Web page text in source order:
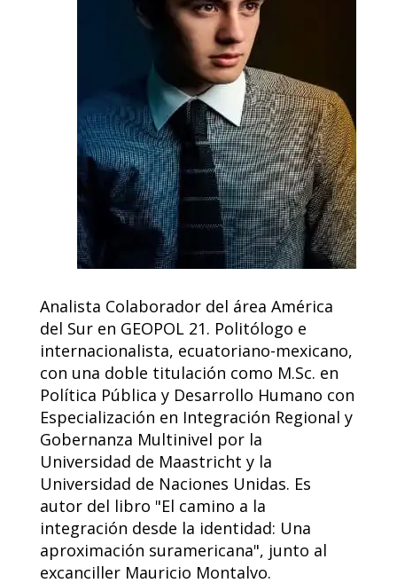
Analista Colaborador del área América
del Sur en GEOPOL 21. Politólogo e
internacionalista, ecuatoriano-mexicano,
con una doble titulación como M.Sc. en
Política Pública y Desarrollo Humano con
Especialización en Integración Regional y
Gobernanza Multinivel por la
Universidad de Maastricht y la
Universidad de Naciones Unidas. Es
autor del libro "El camino a la
integración desde la identidad: Una
aproximación suramericana", junto al
excanciller Mauricio Montalvo.